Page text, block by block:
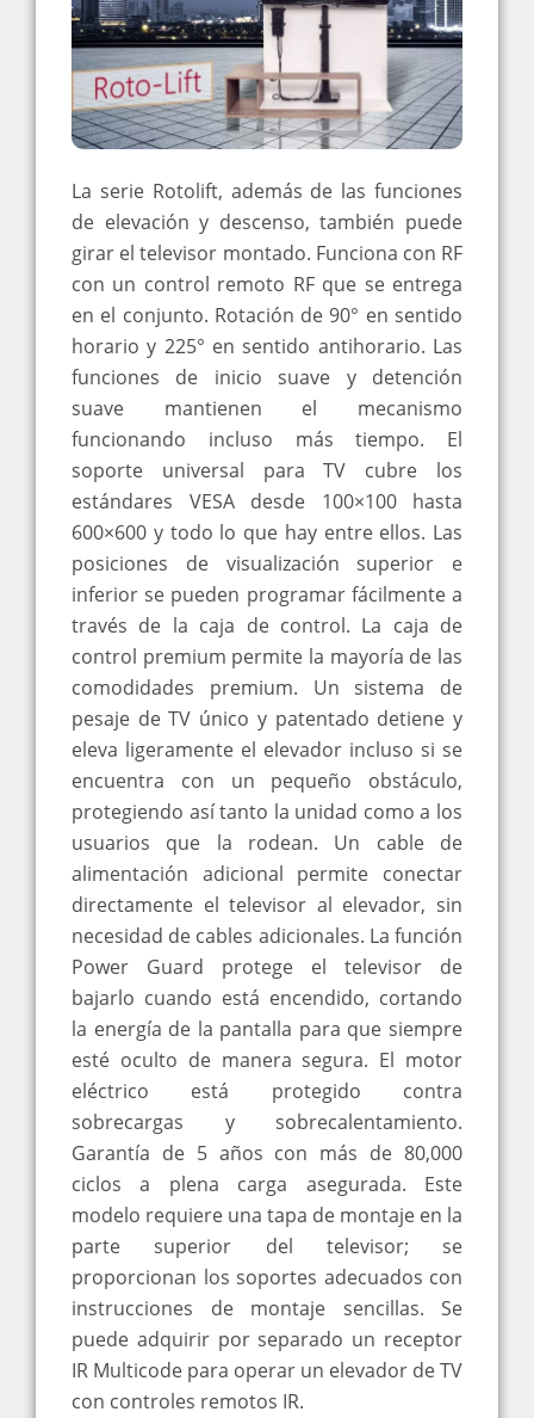
La serie Rotolift, además de las funciones
de elevación y descenso, también puede
girar el televisor montado. Funciona con RF
con un control remoto RF que se entrega
en el conjunto. Rotación de 90° en sentido
horario y 225° en sentido antihorario. Las
funciones de inicio suave y detención
suave mantienen el mecanismo
funcionando incluso más tiempo. El
soporte universal para TV cubre los
estándares VESA desde 100×100 hasta
600×600 y todo lo que hay entre ellos. Las
posiciones de visualización superior e
inferior se pueden programar fácilmente a
través de la caja de control. La caja de
control premium permite la mayoría de las
comodidades premium. Un sistema de
pesaje de TV único y patentado detiene y
eleva ligeramente el elevador incluso si se
encuentra con un pequeño obstáculo,
protegiendo así tanto la unidad como a los
usuarios que la rodean. Un cable de
alimentación adicional permite conectar
directamente el televisor al elevador, sin
necesidad de cables adicionales. La función
Power Guard protege el televisor de
bajarlo cuando está encendido, cortando
la energía de la pantalla para que siempre
esté oculto de manera segura. El motor
eléctrico está protegido contra
sobrecargas y sobrecalentamiento.
Garantía de 5 años con más de 80,000
ciclos a plena carga asegurada. Este
modelo requiere una tapa de montaje en la
parte superior del televisor; se
proporcionan los soportes adecuados con
instrucciones de montaje sencillas. Se
puede adquirir por separado un receptor
IR Multicode para operar un elevador de TV
con controles remotos IR.